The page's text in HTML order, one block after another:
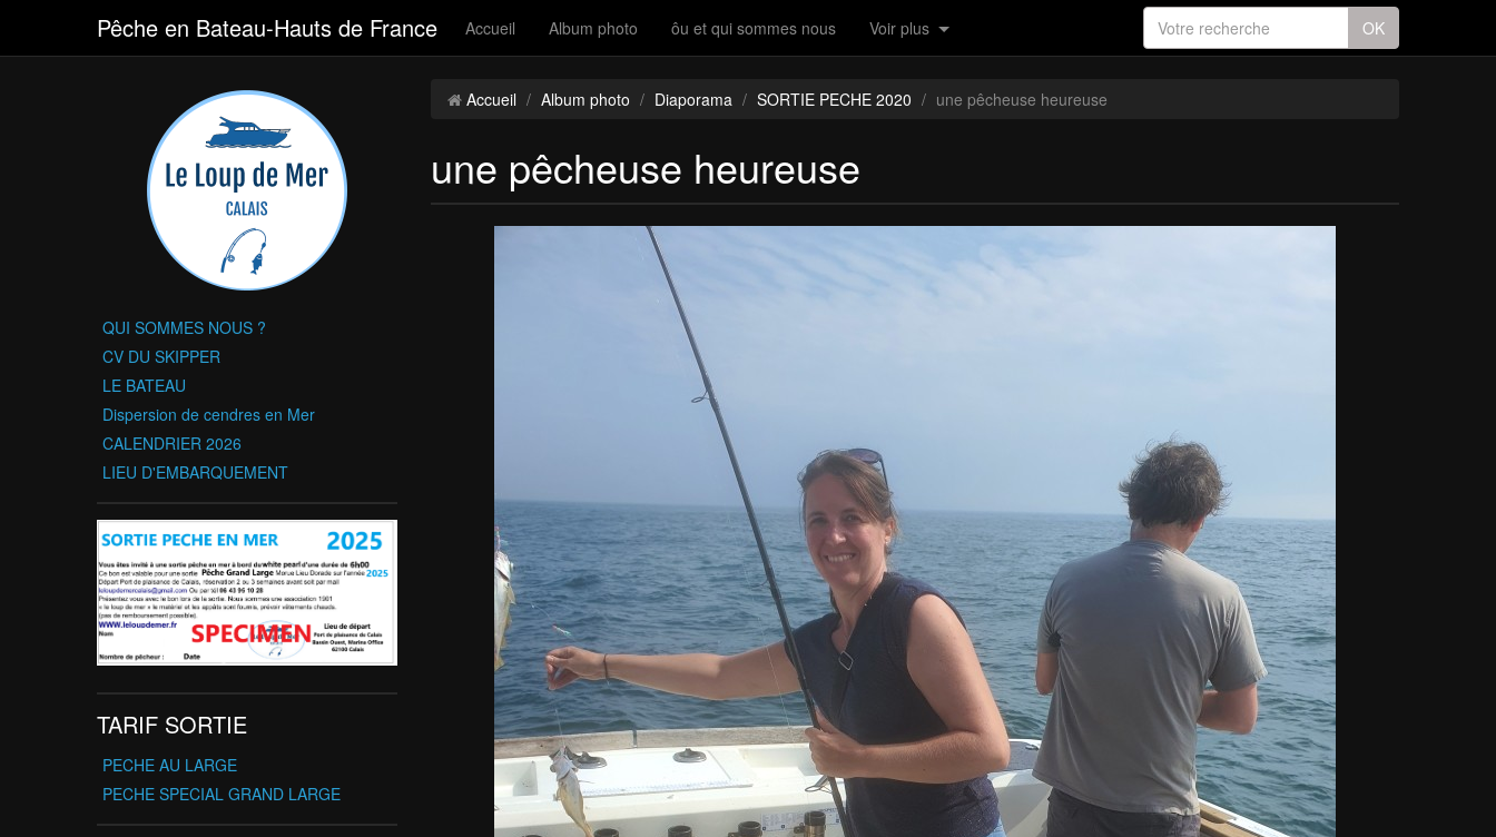
Pêche en Bateau-Hauts de France Accueil Album photo ôu et qui sommes nous Voir plus OK
QUI SOMMES NOUS ?
CV DU SKIPPER
LE BATEAU
Dispersion de cendres en Mer
CALENDRIER 2026
LIEU D'EMBARQUEMENT
TARIF SORTIE
PECHE AU LARGE
PECHE SPECIAL GRAND LARGE
Accueil / Album photo / Diaporama / SORTIE PECHE 2020 / une pêcheuse heureuse
une pêcheuse heureuse